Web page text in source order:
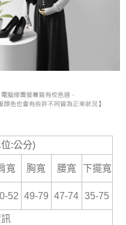
:公分)
寬 胸寬 腰寬 下擺寬
52 49-79 47-74 35-75